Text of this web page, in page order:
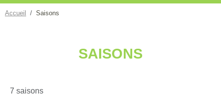
Accueil Saisons
SAISONS
7 saisons